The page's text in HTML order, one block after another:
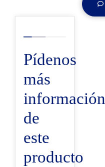
Pídenos
más
información
de
este
producto